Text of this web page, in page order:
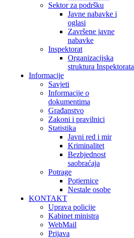
Sektor za podršku
Javne nabavke i
oglasi
Završene javne
nabavke
Inspektorat
Organizacijska
struktura Inspektorata
Informacije
Savjeti
Informacije o
dokumentima
Građanstvo
Zakoni i pravilnici
Statistika
Javni red i mir
Kriminalitet
Bezbjednost
saobraćaja
Potrage
Potjernice
Nestale osobe
KONTAKT
Uprava policije
Kabinet ministra
WebMail
Prijava